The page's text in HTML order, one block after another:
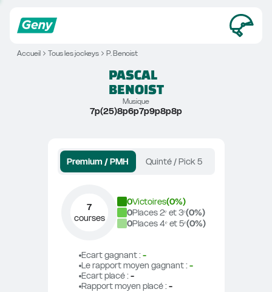
Accueil Tous les jockeys P. Benoist
PASCAL
BENOIST
Musique
7p(25)8p6p7p9p8p8p
Premium / PMH Quinté / Pick 5
7
courses
0Victoires(0%)
0Places 2ᵉ et 3ᵉ(0%)
0Places 4ᵉ et 5ᵉ(0%)
Ecart gagnant : -
Le rapport moyen gagnant : -
Ecart placé : -
Rapport moyen placé : -